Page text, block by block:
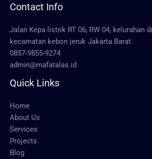
Contact Info
Jalan Kepa listrik RT 06, RW 04, kelurahan
kecamatan kebon jeruk Jakarta Barat
0857-9855-9274
admin@mafatalas.id
Quick Links
Home
About Us
Services
Projects
Blog